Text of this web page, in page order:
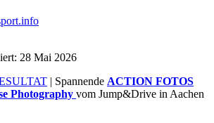
28 Mai 2026
| Spannende ACTION FOTOS
Photography vom Jump&Drive in Aachen